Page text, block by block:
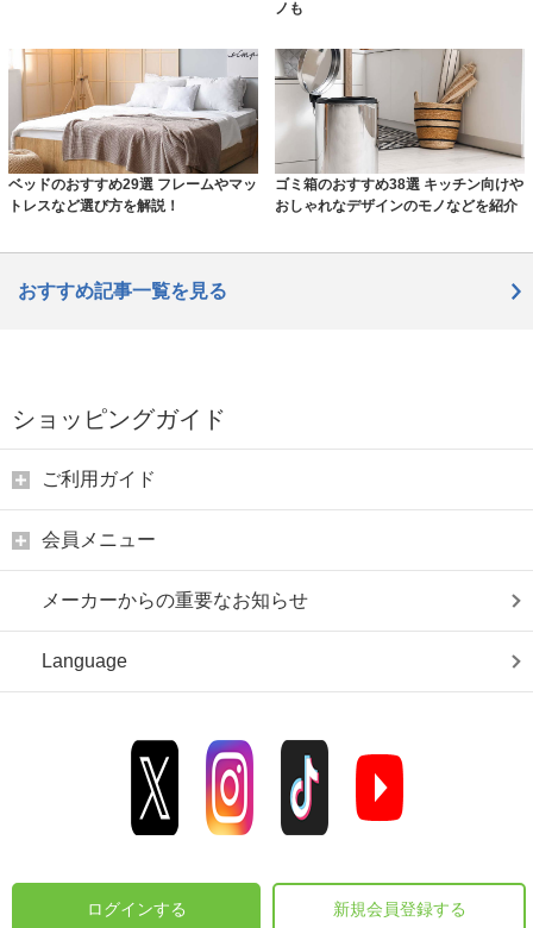
ノも
ベッドのおすすめ29選 フレームやマッ
トレスなど選び方を解説！
ゴミ箱のおすすめ38選 キッチン向けや
おしゃれなデザインのモノなどを紹介
おすすめ記事一覧を見る
ショッピングガイド
ご利用ガイド
会員メニュー
メーカーからの重要なお知らせ
Language
ログインする 新規会員登録する